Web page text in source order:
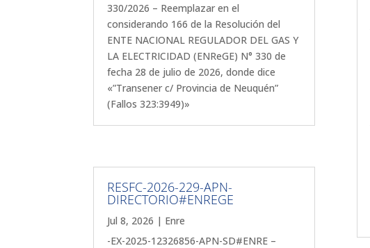
330/2026 – Reemplazar en el
considerando 166 de la Resolución del
ENTE NACIONAL REGULADOR DEL GAS Y
LA ELECTRICIDAD (ENReGE) N° 330 de
fecha 28 de julio de 2026, donde dice
«”Transener c/ Provincia de Neuquén”
(Fallos 323:3949)»
RESFC-2026-229-APN-
DIRECTORIO#ENREGE
Jul 8, 2026 | Enre
-EX-2025-12326856-APN-SD#ENRE –